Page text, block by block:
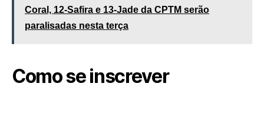
Coral, 12-Safira e 13-Jade da CPTM serão
paralisadas nesta terça
Como se inscrever